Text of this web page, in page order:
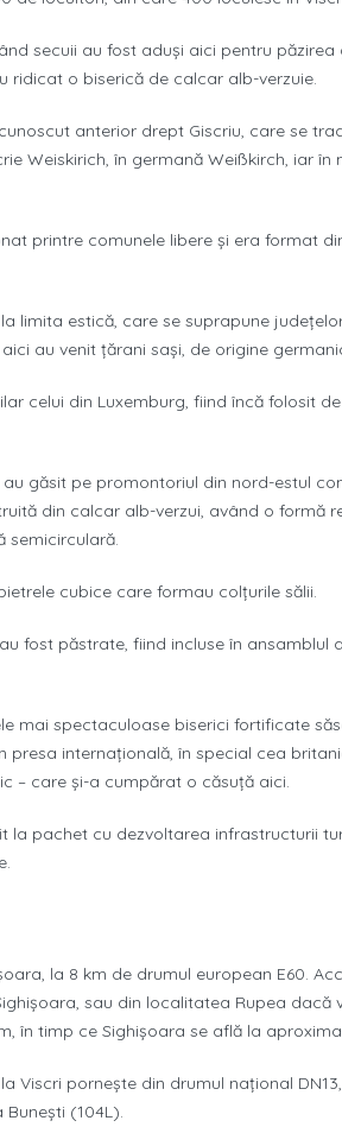
secuii au fost aduși aici pentru
ridicat o biserică de calcar alb-verzuie.
anterior drept Giscriu, care se
Weiskirich, în germană Weißkirch, iar în
printre comunele libere și era format
limita estică, care se suprapune
au venit țărani sași, de origine
celui din Luxemburg, fiind încă folosit
găsit pe promontoriul din nord-estul
din calcar alb-verzui, având o formă
semicirculară.
cubice care formau colțurile sălii.
fost păstrate, fiind incluse în ansamblul
mai spectaculoase biserici fortificate
internațională, în special cea
– care și-a cumpărat o căsuță aici.
la pachet cu dezvoltarea infrastructurii
la 8 km de drumul european E60.
sau din localitatea Rupea dacă
în timp ce Sighișoara se află la
Viscri pornește din drumul național
(104L).